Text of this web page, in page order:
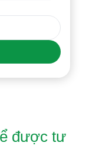
được tư